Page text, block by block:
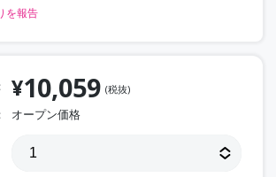
を報告
¥10,059 (税抜)
オープン価格